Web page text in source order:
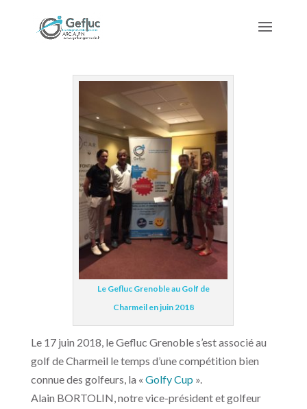
Le Gefluc Grenoble au Golf de
Charmeil en juin 2018
Le 17 juin 2018, le Gefluc Grenoble s’est associé au
golf de Charmeil le temps d’une compétition bien
connue des golfeurs, la « Golfy Cup ».
Alain BORTOLIN, notre vice-président et golfeur